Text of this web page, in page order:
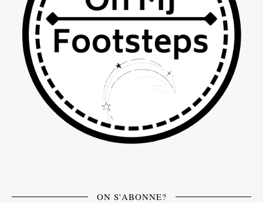
ON S'ABONNE?